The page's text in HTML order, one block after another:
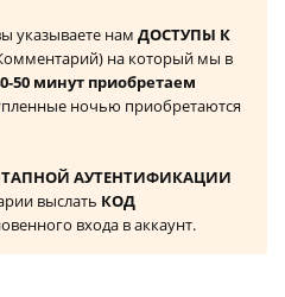
указываете нам ДОСТУПЫ К
на который мы в
50 минут приобретаем
ночью приобретаются
АУТЕНТИФИКАЦИИ
выслать КОД
входа в аккаунт.